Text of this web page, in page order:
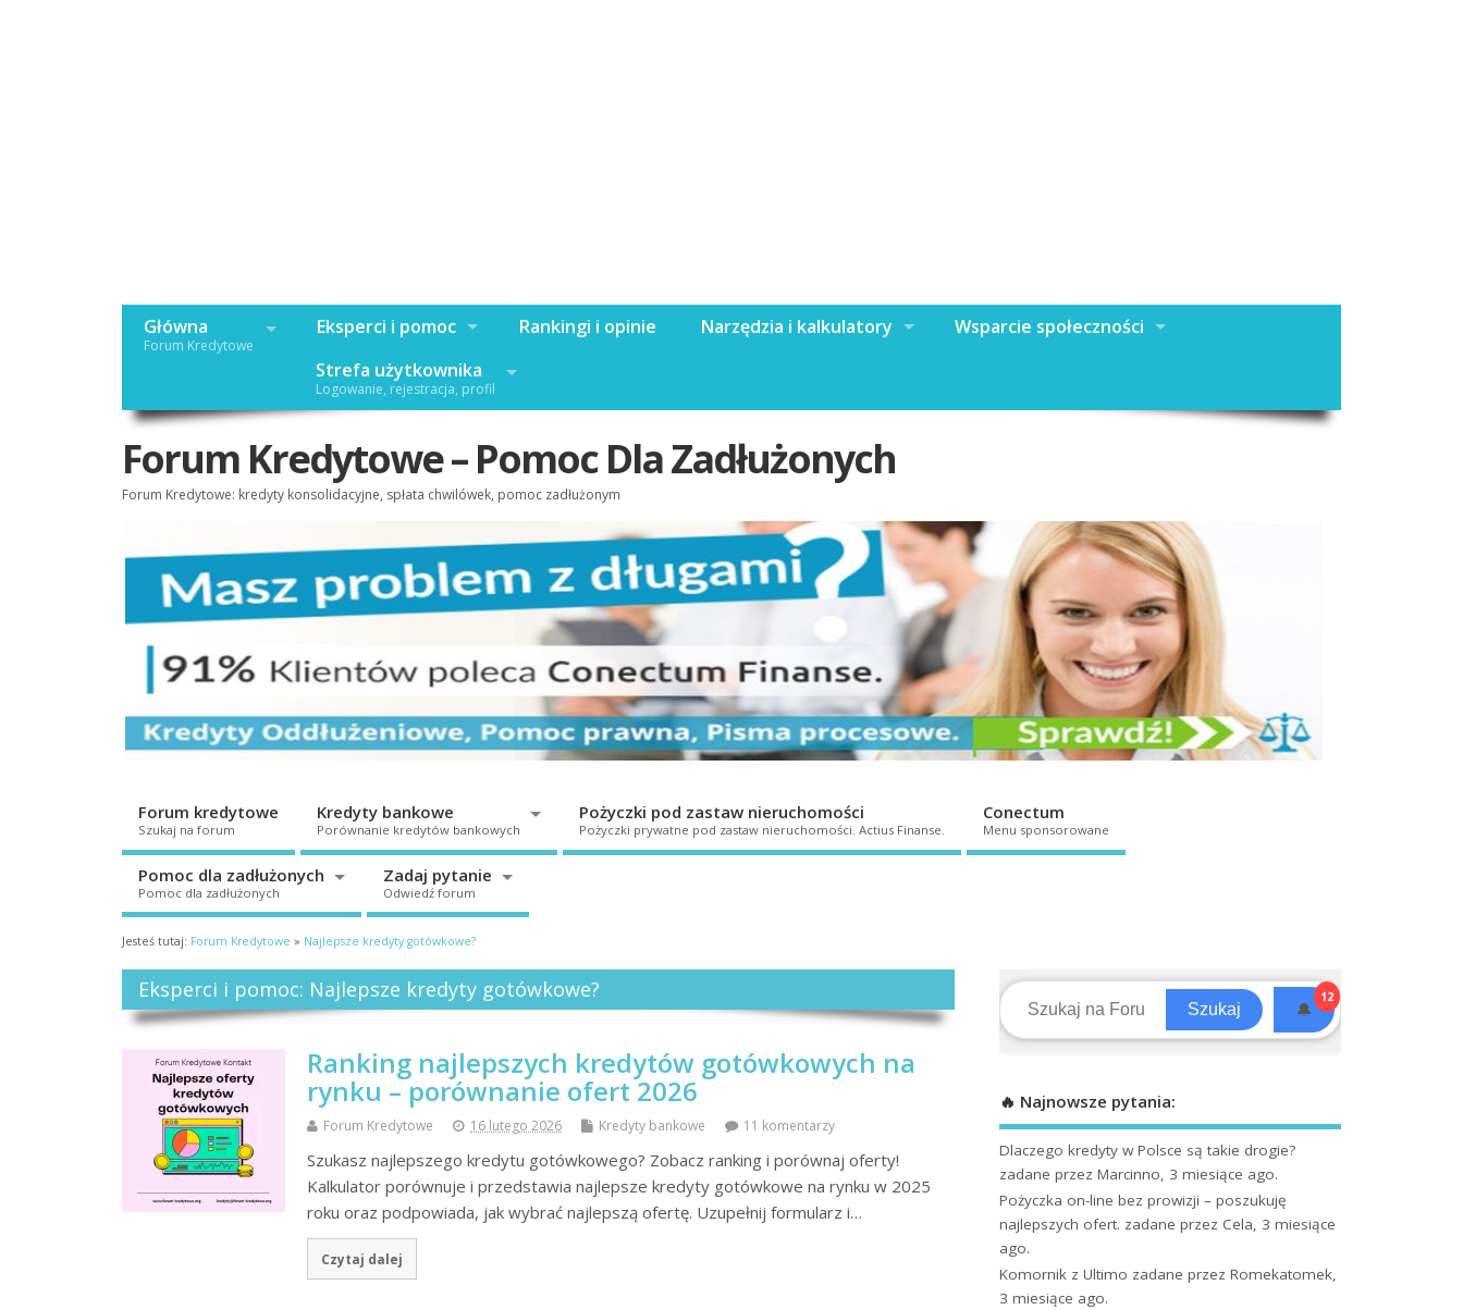
Główna
Forum Kredytowe
Eksperci i pomoc Rankingi i opinie Narzędzia i kalkulatory
Wsparcie społeczności
Strefa użytkownika
Logowanie, rejestracja, profil
Forum Kredytowe – Pomoc Dla Zadłużonych
Forum Kredytowe: kredyty konsolidacyjne, spłata chwilówek, pomoc zadłużonym
Forum kredytowe
Szukaj na forum
Kredyty bankowe
Porównanie kredytów bankowych
Pożyczki pod zastaw nieruchomości
Pożyczki prywatne pod zastaw nieruchomości. Actius Finanse.
Conectum
Menu sponsorowane
Pomoc dla zadłużonych
Pomoc dla zadłużonych
Zadaj pytanie
Odwiedź forum
Jesteś tutaj: Forum Kredytowe » Najlepsze kredyty gotówkowe?
Eksperci i pomoc: Najlepsze kredyty gotówkowe?
Ranking najlepszych kredytów gotówkowych na
rynku – porównanie ofert 2026
Forum Kredytowe 16 lutego 2026 Kredyty bankowe 11 komentarzy
Szukasz najlepszego kredytu gotówkowego? Zobacz ranking i porównaj oferty!
Kalkulator porównuje i przedstawia najlepsze kredyty gotówkowe na rynku w 2025
roku oraz podpowiada, jak wybrać najlepszą ofertę. Uzupełnij formularz i…
Czytaj dalej
Szukaj 🔔
12
🔥 Najnowsze pytania:
Dlaczego kredyty w Polsce są takie drogie?
zadane przez Marcinno, 3 miesiące ago.
Pożyczka on-line bez prowizji – poszukuję
najlepszych ofert. zadane przez Cela, 3 miesiące
ago.
Komornik z Ultimo zadane przez Romekatomek,
3 miesiące ago.